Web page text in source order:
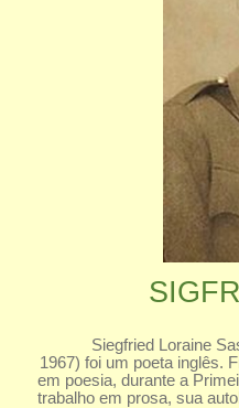
Siegfried Loraine
1967) foi um poeta inglês.
em poesia, durante a
trabalho em prosa, sua